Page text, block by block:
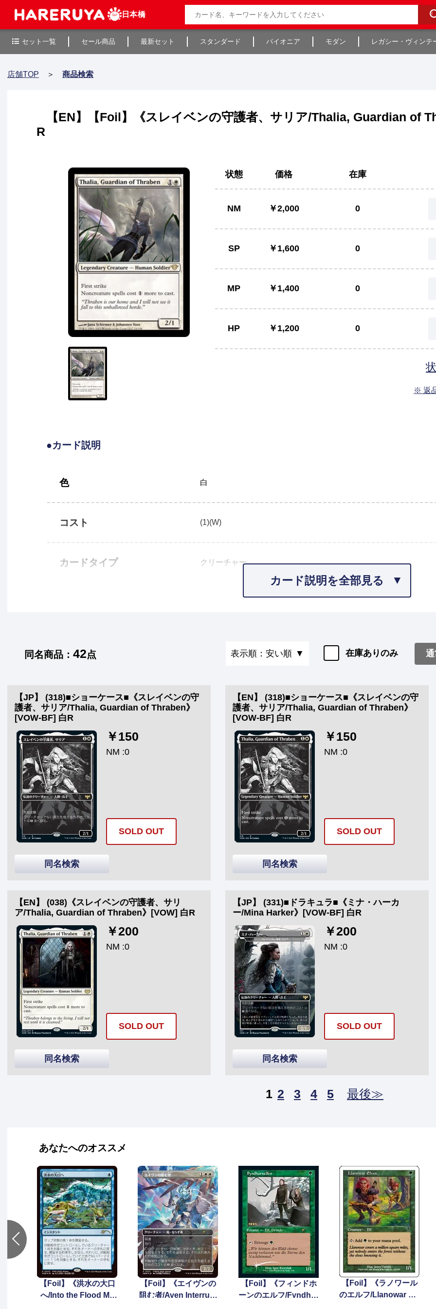
日本橋
セット一覧 セール商品 最新セット スタンダード パイオニア モダン レガシー・ヴィンテ
店舗TOP ＞ 商品検索
【EN】【Foil】《スレイベンの守護者、サリア/Thalia, Guardian of
R
状態 価格 在庫
NM ￥2,000 0
SP ￥1,600 0
MP ￥1,400 0
HP ￥1,200 0
※ 返
●カード説明
色 白
コスト (1)(W)
カードタイプ クリーチャー
カード説明を全部見る
同名商品： 42点 表示順：安い順 在庫ありのみ 通
【JP】 (318)■ショーケース■《スレイベンの守
護者、サリア/Thalia, Guardian of Thraben》
[VOW-BF] 白R
￥150
NM :0
SOLD OUT
同名検索
【EN】 (318)■ショーケース■《スレイベンの守
護者、サリア/Thalia, Guardian of Thraben》
[VOW-BF] 白R
￥150
NM :0
SOLD OUT
同名検索
【EN】 (038)《スレイベンの守護者、サリ
ア/Thalia, Guardian of Thraben》[VOW] 白R
￥200
NM :0
SOLD OUT
同名検索
【JP】 (331)■ドラキュラ■《ミナ・ハーカ
ー/Mina Harker》[VOW-BF] 白R
￥200
NM :0
SOLD OUT
同名検索
1 2 3 4 5 最後≫
あなたへのオススメ
【Foil】《洪水の大口
へ/Into the Flood Ma
【Foil】《エイヴンの
阻む者/Aven Interrupt
【Foil】《フィンドホ
ーンのエルフ/Fyndhor
【Foil】《ラノワール
のエルフ/Llanowar Elv